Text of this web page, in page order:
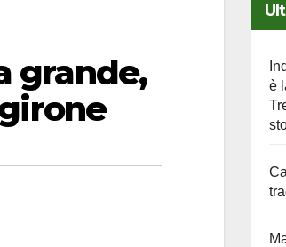
grande,
è